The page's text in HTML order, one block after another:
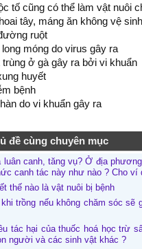
tố cũng có thể làm vật nuôi
tây, máng ăn không vệ sinh
ruột
móng do virus gây ra
trùng ở gà gây ra bởi vi khuẩn
huyết
bệnh
do vi khuẩn gây ra
đề cùng chuyên mục
luân canh, tăng vụ? Ở địa
canh tác này như nào ? Cho ví
thế nào là vật nuôi bị bệnh
trồng nếu không chăm sóc sẽ
tác hại của thuốc hoá học trừ
người và các sinh vật khác ?